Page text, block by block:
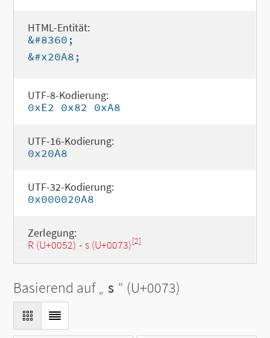
HTML-Entität:
&#8360;
&#x20A8;
UTF-8-Kodierung:
0xE2 0x82 0xA8
UTF-16-Kodierung:
0x20A8
UTF-32-Kodierung:
0x000020A8
Zerlegung:
R (U+0052) - s (U+0073)[2]
Basierend auf „ s “ (U+0073)